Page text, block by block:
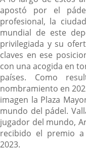
apostó por el
profesional, la
mundial de este
privilegiada y su
claves en ese
con una acogida en
países. Como
nombramiento en
imagen la Plaza
mundo del pádel.
jugador del mundo,
recibido el premio
2023.